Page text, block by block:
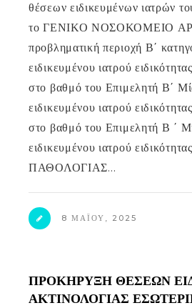
θέσεων ειδικευμένων ιατρών
το ΓΕΝΙΚΟ ΝΟΣΟΚΟΜΕΙΟ
προβληματική περιοχή Β΄
ειδικευμένου ιατρού
στο βαθμό του Επιμελητή Β΄
ειδικευμένου ιατρού
στο βαθμό του Επιμελητή Β ΄
ειδικευμένου ιατρού
ΠΑΘΟΛΟΓΙΑΣ…
8 ΜΑΪ́ΟΥ, 2025
ΠΡΟΚΗΡΥΞΗ ΘΕΣΕΩΝ
ΑΚΤΙΝΟΛΟΓΙΑΣ